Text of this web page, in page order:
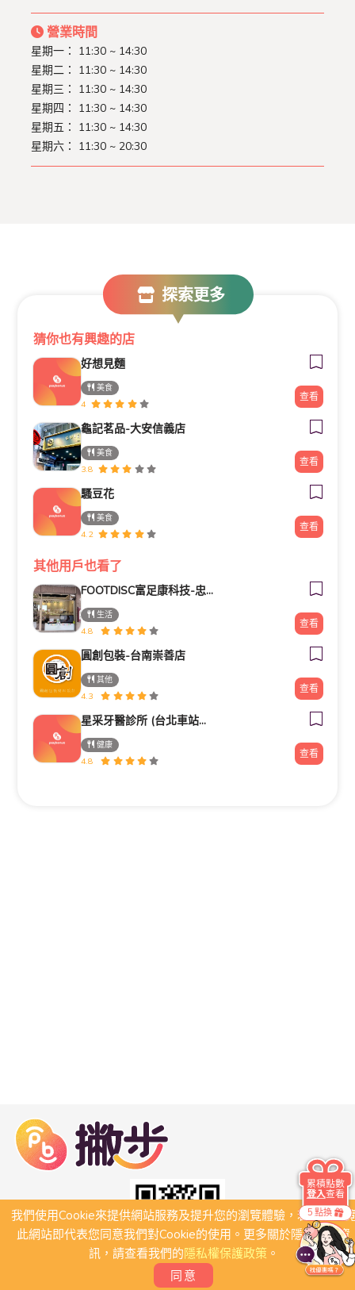
營業時間
星期一： 11:30 ~ 14:30
星期二： 11:30 ~ 14:30
星期三： 11:30 ~ 14:30
星期四： 11:30 ~ 14:30
星期五： 11:30 ~ 14:30
星期六： 11:30 ~ 20:30
探索更多
猜你也有興趣的店
好想見麵
美食
4
查看
龜記茗品-大安信義店
美食
3.8
查看
騷豆花
美食
4.2
查看
其他用戶也看了
FOOTDISC富足康科技-忠孝直營門市
生活
4.8
查看
圓創包裝-台南崇善店
其他
4.3
查看
星采牙醫診所 (台北車站館前)
健康
4.8
查看
我們使用Cookie來提供網站服務及提升您的瀏覽體驗，若繼續瀏
此網站即代表您同意我們對Cookie的使用。更多關於隱私保護資
訊，請查看我們的隱私權保護政策。
同意
5 點換
累積點數
登入查看